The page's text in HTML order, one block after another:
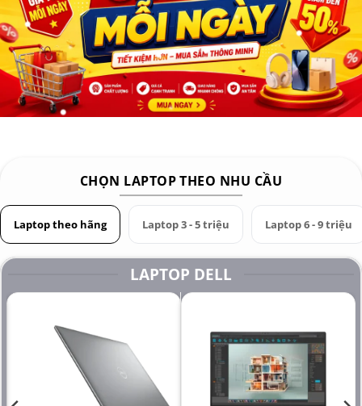
Pin Battery: Nguyên zin theo máy
Trọng lượng Weight: 1.4 kg
CHỌN LAPTOP THEO NHU CẦU
Laptop theo hãng Laptop 3 - 5 triệu Laptop 6 - 9 triệu
LAPTOP DELL